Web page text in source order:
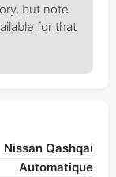
but note
for that
Nissan Qashqai
Automatique